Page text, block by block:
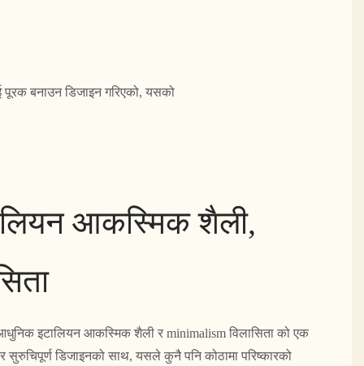
बनाउन डिजाइन गरिएको, यसको
आकस्मिक शैली,
इटालियन आकस्मिक शैली र minimalism विलासिता को एक
डिजाइनको साथ, यसले कुनै पनि कोठामा परिष्कारको